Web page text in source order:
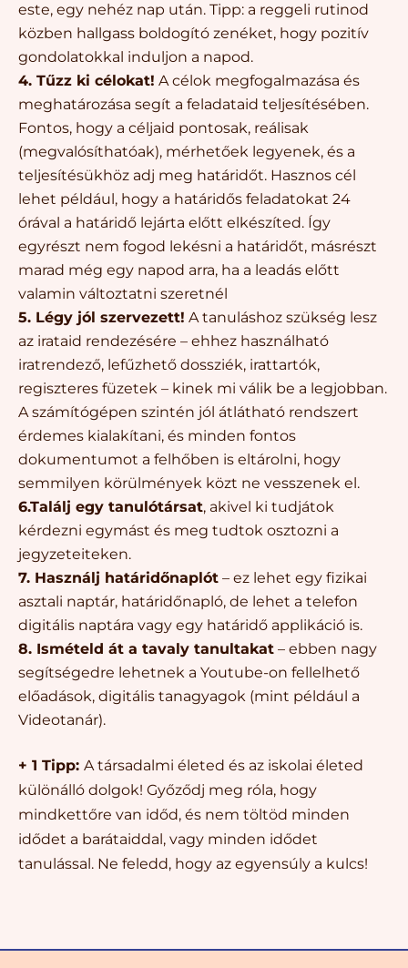
este, egy nehéz nap után. Tipp: a reggeli rutinod
közben hallgass boldogító zenéket, hogy pozitív
gondolatokkal induljon a napod.
4. Tűzz ki célokat! A célok megfogalmazása és
meghatározása segít a feladataid teljesítésében.
Fontos, hogy a céljaid pontosak, reálisak
(megvalósíthatóak), mérhetőek legyenek, és a
teljesítésükhöz adj meg határidőt. Hasznos cél
lehet például, hogy a határidős feladatokat 24
órával a határidő lejárta előtt elkészíted. Így
egyrészt nem fogod lekésni a határidőt, másrészt
marad még egy napod arra, ha a leadás előtt
valamin változtatni szeretnél
5. Légy jól szervezett! A tanuláshoz szükség lesz
az irataid rendezésére – ehhez használható
iratrendező, lefűzhető dossziék, irattartók,
regiszteres füzetek – kinek mi válik be a legjobban.
A számítógépen szintén jól átlátható rendszert
érdemes kialakítani, és minden fontos
dokumentumot a felhőben is eltárolni, hogy
semmilyen körülmények közt ne vesszenek el.
6.Találj egy tanulótársat, akivel ki tudjátok
kérdezni egymást és meg tudtok osztozni a
jegyzeteiteken.
7. Használj határidőnaplót – ez lehet egy fizikai
asztali naptár, határidőnapló, de lehet a telefon
digitális naptára vagy egy határidő applikáció is.
8. Ismételd át a tavaly tanultakat – ebben nagy
segítségedre lehetnek a Youtube-on fellelhető
előadások, digitális tanagyagok (mint például a
Videotanár).
+ 1 Tipp: A társadalmi életed és az iskolai életed
különálló dolgok! Győződj meg róla, hogy
mindkettőre van időd, és nem töltöd minden
idődet a barátaiddal, vagy minden idődet
tanulással. Ne feledd, hogy az egyensúly a kulcs!